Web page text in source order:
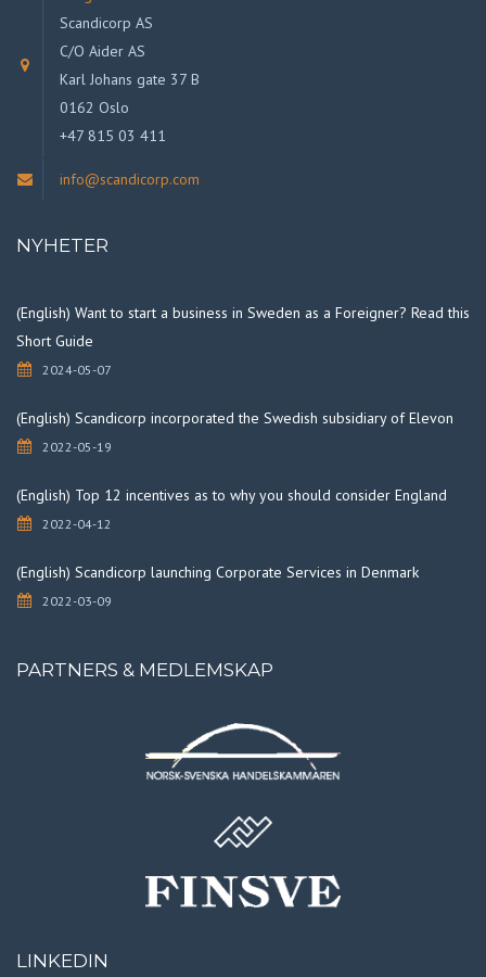
Scandicorp AS
C/O Aider AS
Karl Johans gate 37 B
0162 Oslo
+47 815 03 411
info@scandicorp.com
NYHETER
(English) Want to start a business in Sweden as a Foreigner? Read this
Short Guide
2024-05-07
(English) Scandicorp incorporated the Swedish subsidiary of Elevon
2022-05-19
(English) Top 12 incentives as to why you should consider England
2022-04-12
(English) Scandicorp launching Corporate Services in Denmark
2022-03-09
PARTNERS & MEDLEMSKAP
LINKEDIN